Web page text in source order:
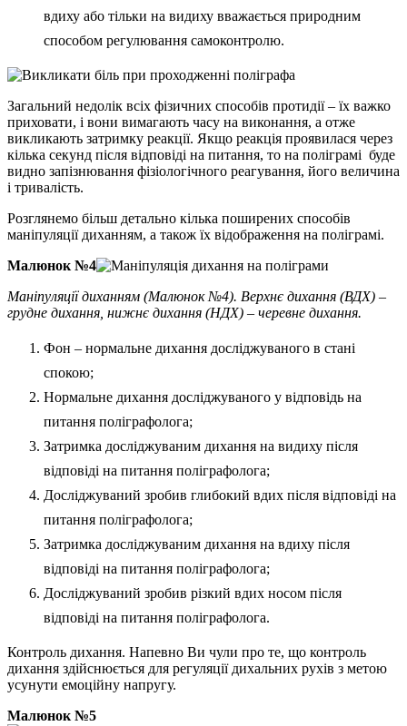
вдиху або тільки на видиху вважається природним
способом регулювання самоконтролю.
Загальний недолік всіх фізичних способів протидії – їх важко
приховати, і вони вимагають часу на виконання, а отже
викликають затримку реакції. Якщо реакція проявилася через
кілька секунд після відповіді на питання, то на поліграмі буде
видно запізнювання фізіологічного реагування, його величина
і тривалість.
Розглянемо більш детально кілька поширених способів
маніпуляції диханням, а також їх відображення на поліграмі.
Малюнок №4
Маніпуляції диханням (Малюнок №4). Верхнє дихання (ВДХ) –
грудне дихання, нижнє дихання (НДХ) – черевне дихання.
Фон – нормальне дихання досліджуваного в стані
спокою;
Нормальне дихання досліджуваного у відповідь на
питання поліграфолога;
Затримка досліджуваним дихання на видиху після
відповіді на питання поліграфолога;
Досліджуваний зробив глибокий вдих після відповіді на
питання поліграфолога;
Затримка досліджуваним дихання на вдиху після
відповіді на питання поліграфолога;
Досліджуваний зробив різкий вдих носом після
відповіді на питання поліграфолога.
Контроль дихання. Напевно Ви чули про те, що контроль
дихання здійснюється для регуляції дихальних рухів з метою
усунути емоційну напругу.
Малюнок №5